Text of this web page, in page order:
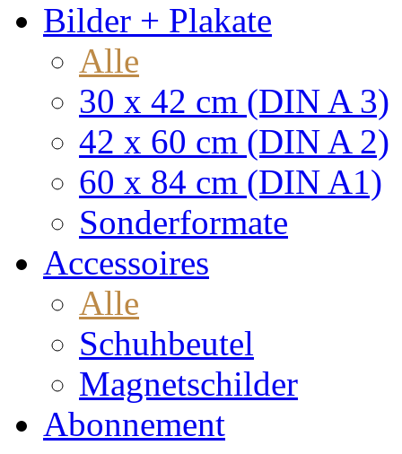
Bilder + Plakate
Alle
30 x 42 cm (DIN A 3)
42 x 60 cm (DIN A 2)
60 x 84 cm (DIN A1)
Sonderformate
Accessoires
Alle
Schuhbeutel
Magnetschilder
Abonnement